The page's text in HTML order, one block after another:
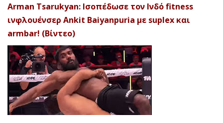
Arman Tsarukyan: Ισοπέδωσε τον Ινδό fitness
ινφλουένσερ Ankit Baiyanpuria με suplex και
armbar! (Βίντεο)